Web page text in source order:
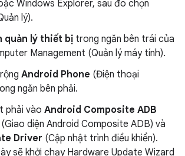
Windows Explorer, sau đó chọn
lý).
quản lý thiết bị trong ngăn bên trái của
Management (Quản lý máy tính).
Android Phone (Điện thoại
ngăn bên phải.
phải vào Android Composite ADB
(Giao diện Android Composite ADB) và
Driver (Cập nhật trình điều khiển).
sẽ khởi chạy Hardware Update Wizard